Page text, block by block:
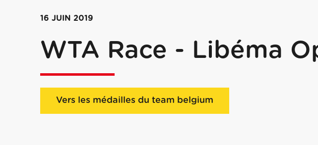
16 JUIN 2019
WTA Race - Libéma
Vers les médailles du team belgium